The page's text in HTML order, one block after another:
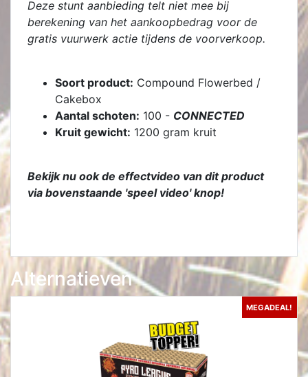
Deze stunt aanbieding telt niet mee bij
berekening van het aankoopbedrag voor de
gratis vuurwerk actie tijdens de voorverkoop.
Soort product: Compound Flowerbed /
Cakebox
Aantal schoten: 100 - CONNECTED
Kruit gewicht: 1200 gram kruit
Bekijk nu ook de effectvideo van dit product
via bovenstaande 'speel video' knop!
Alternatieven
MEGADEAL!